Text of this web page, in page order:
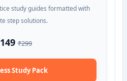
study guides formatted with
step solutions.
₹299
Study Pack